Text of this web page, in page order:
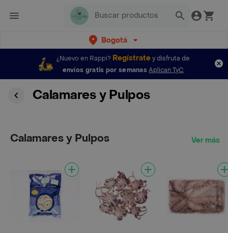
Bogotá
¿Nuevo en Rappi? Regístratey disfruta de
envíos gratis por semanas Aplican TyC
Calamares y Pulpos
Calamares y Pulpos Ver más